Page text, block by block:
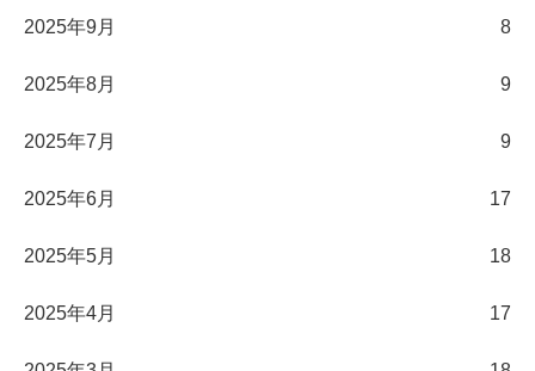
2025年9月 8
2025年8月 9
2025年7月 9
2025年6月 17
2025年5月 18
2025年4月 17